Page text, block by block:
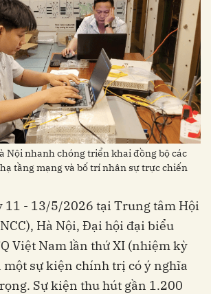
Nội nhanh chóng triển khai đồng bộ các
tầng mạng và bố trí nhân sự trực chiến
11 - 13/5/2026 tại Trung tâm Hội
Hà Nội, Đại hội đại biểu
Việt Nam lần thứ XI (nhiệm kỳ
một sự kiện chính trị có ý nghĩa
Sự kiện thu hút gần 1.200